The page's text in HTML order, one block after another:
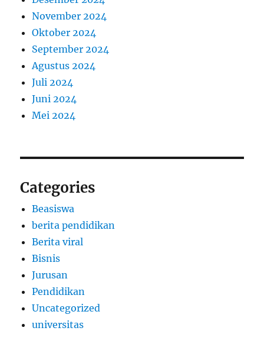
November 2024
Oktober 2024
September 2024
Agustus 2024
Juli 2024
Juni 2024
Mei 2024
Categories
Beasiswa
berita pendidikan
Berita viral
Bisnis
Jurusan
Pendidikan
Uncategorized
universitas